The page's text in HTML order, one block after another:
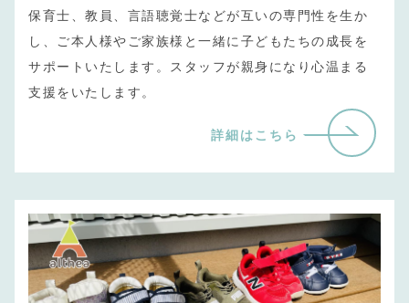
保育士、教員、言語聴覚士などが互いの専門性を生か
し、ご本人様やご家族様と一緒に子どもたちの成長を
サポートいたします。スタッフが親身になり心温まる
支援をいたします。
詳細はこちら